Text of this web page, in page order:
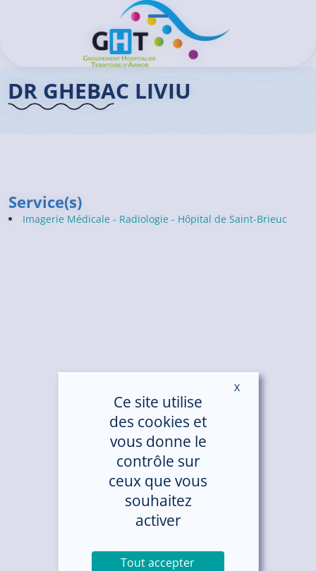
Ouvrir/Fermer le menu
>Dr GHEBAC Liviu
DR GHEBAC LIVIU
Service(s)
Imagerie Médicale - Radiologie - Hôpital de Saint-Brieuc
Panneau de gestion des cookies
Ce site utilise
des cookies et
vous donne le
contrôle sur
ceux que vous
souhaitez
activer
Tout accepter
XMasquer le